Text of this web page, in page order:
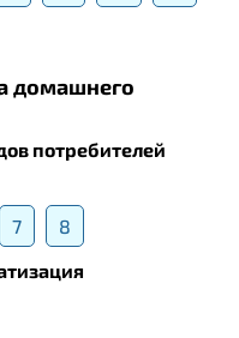
домашнего
потребителей
7
8